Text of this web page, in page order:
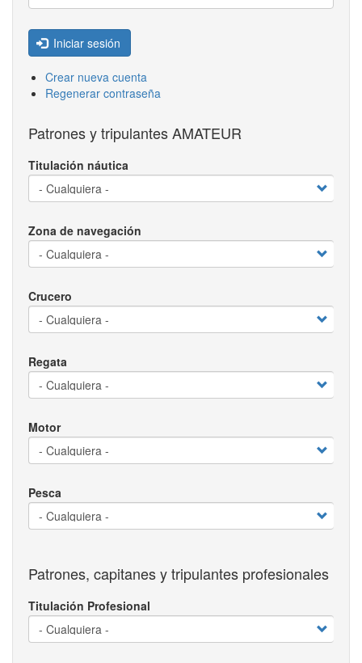
Iniciar sesión
Crear nueva cuenta
Regenerar contraseña
Patrones y tripulantes AMATEUR
Titulación náutica
Zona de navegación
Crucero
Regata
Motor
Pesca
Patrones, capitanes y tripulantes profesionales
Titulación Profesional